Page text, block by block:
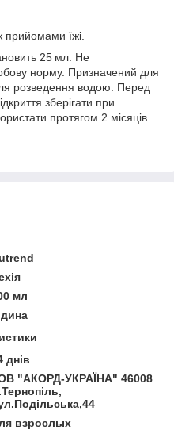
їжі.
25 мл. Не
норму. Призначений для
розведення водою. Перед
зберігати при
протягом 2 місяців.
мл
днів
"АКОРД-УКРАЇНА" 46008
взрослых